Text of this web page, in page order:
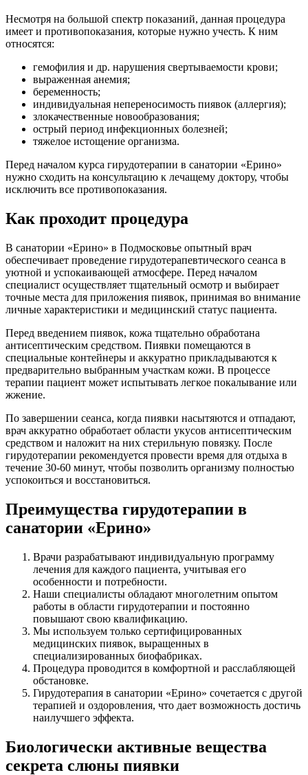
Несмотря на большой спектр показаний, данная процедура
имеет и противопоказания, которые нужно учесть. К ним
относятся:
гемофилия и др. нарушения свертываемости крови;
выраженная анемия;
беременность;
индивидуальная непереносимость пиявок (аллергия);
злокачественные новообразования;
острый период инфекционных болезней;
тяжелое истощение организма.
Перед началом курса гирудотерапии в санатории «Ерино»
нужно сходить на консультацию к лечащему доктору, чтобы
исключить все противопоказания.
Как проходит процедура
В санатории «Ерино» в Подмосковье опытный врач
обеспечивает проведение гирудотерапевтического сеанса в
уютной и успокаивающей атмосфере. Перед началом
специалист осуществляет тщательный осмотр и выбирает
точные места для приложения пиявок, принимая во внимание
личные характеристики и медицинский статус пациента.
Перед введением пиявок, кожа тщательно обработана
антисептическим средством. Пиявки помещаются в
специальные контейнеры и аккуратно прикладываются к
предварительно выбранным участкам кожи. В процессе
терапии пациент может испытывать легкое покалывание или
жжение.
По завершении сеанса, когда пиявки насытяются и отпадают,
врач аккуратно обработает области укусов антисептическим
средством и наложит на них стерильную повязку. После
гирудотерапии рекомендуется провести время для отдыха в
течение 30-60 минут, чтобы позволить организму полностью
успокоиться и восстановиться.
Преимущества гирудотерапии в
санатории «Ерино»
Врачи разрабатывают индивидуальную программу
лечения для каждого пациента, учитывая его
особенности и потребности.
Наши специалисты обладают многолетним опытом
работы в области гирудотерапии и постоянно
повышают свою квалификацию.
Мы используем только сертифицированных
медицинских пиявок, выращенных в
специализированных биофабриках.
Процедура проводится в комфортной и расслабляющей
обстановке.
Гирудотерапия в санатории «Ерино» сочетается с другой
терапией и оздоровления, что дает возможность достичь
наилучшего эффекта.
Биологически активные вещества
секрета слюны пиявки